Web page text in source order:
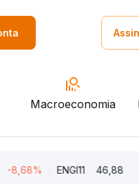
Macroeconomia
-8,68% ENGI11 46,88